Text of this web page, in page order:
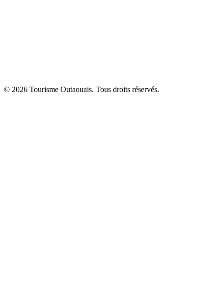
© 2026 Tourisme Outaouais. Tous droits réservés.